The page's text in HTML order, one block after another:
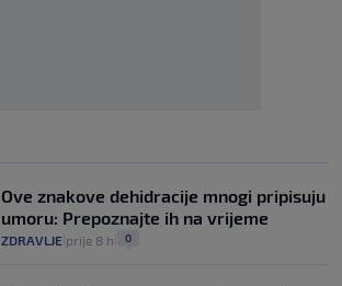
Ove znakove dehidracije mnogi pripisuju
umoru: Prepoznajte ih na vrijeme
ZDRAVLJE prije 8 h 0